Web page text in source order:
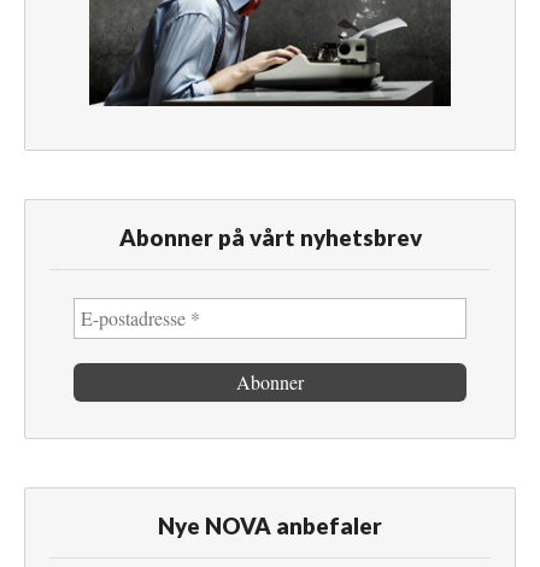
Abonner på vårt nyhetsbrev
Nye NOVA anbefaler